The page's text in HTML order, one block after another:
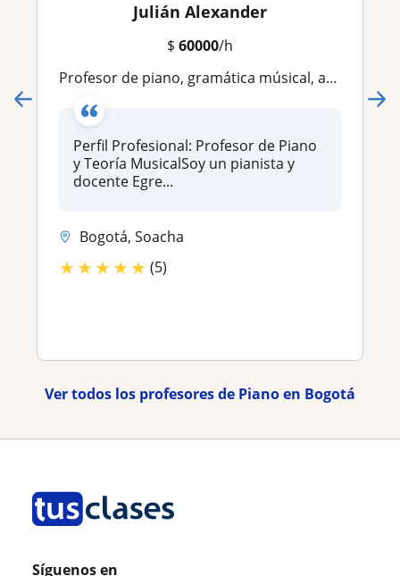
Julián Alexander
$ 60000/h
Profesor de piano, gramática músical, armonía y preuniversitario en música
Perfil Profesional: Profesor de Piano
y Teoría MusicalSoy un pianista y
docente Egre...
Bogotá, Soacha
★★★★★ (5)
Ver todos los profesores de Piano en Bogotá
Síguenos en